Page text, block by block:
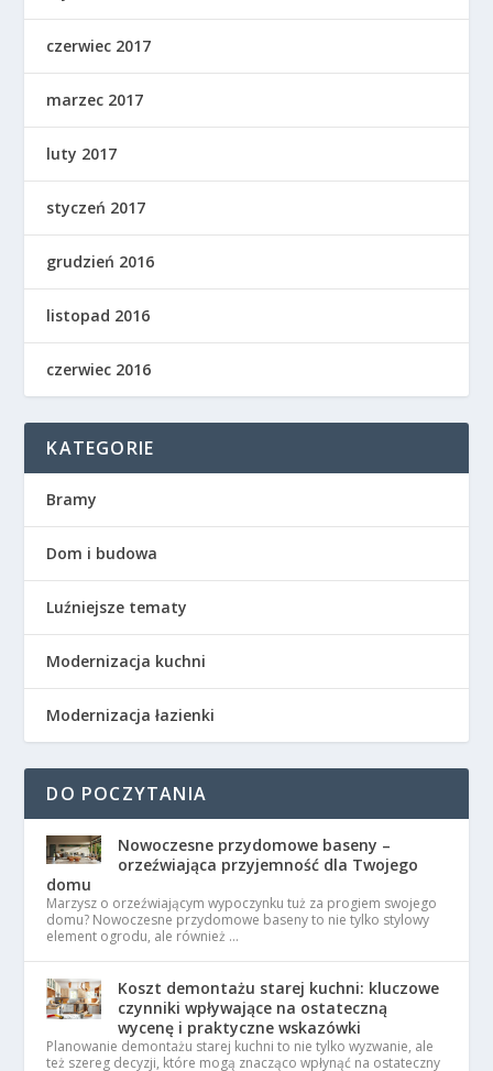
czerwiec 2017
marzec 2017
luty 2017
styczeń 2017
grudzień 2016
listopad 2016
czerwiec 2016
KATEGORIE
Bramy
Dom i budowa
Luźniejsze tematy
Modernizacja kuchni
Modernizacja łazienki
DO POCZYTANIA
Nowoczesne przydomowe baseny –
orzeźwiająca przyjemność dla Twojego
domu
Marzysz o orzeźwiającym wypoczynku tuż za progiem swojego
domu? Nowoczesne przydomowe baseny to nie tylko stylowy
element ogrodu, ale również …
Koszt demontażu starej kuchni: kluczowe
czynniki wpływające na ostateczną
wycenę i praktyczne wskazówki
Planowanie demontażu starej kuchni to nie tylko wyzwanie, ale
też szereg decyzji, które mogą znacząco wpłynąć na ostateczny